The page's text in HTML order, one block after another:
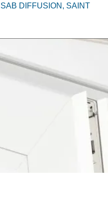
SAB DIFFUSION, SAINT